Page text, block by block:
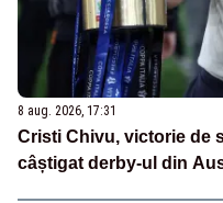
8 aug. 2026, 17:31
Cristi Chivu, victorie de
câștigat derby-ul din